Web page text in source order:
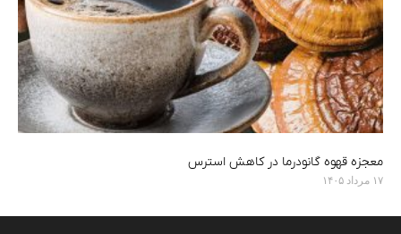
معجزه قهوه گانودرما در کاهش استرس
۱۷ مرداد ۱۴۰۵